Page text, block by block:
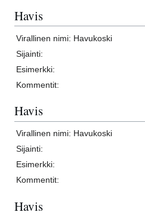
Havis
Virallinen nimi: Havukoski
Sijainti:
Esimerkki:
Kommentit:
Havis
Virallinen nimi: Havukoski
Sijainti:
Esimerkki:
Kommentit:
Havis